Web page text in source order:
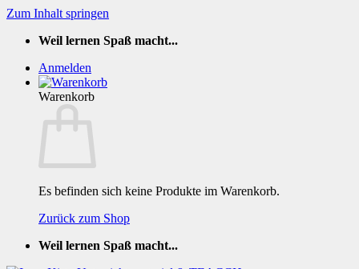
Zum Inhalt springen
Weil lernen Spaß macht...
Anmelden
Warenkorb
Es befinden sich keine Produkte im Warenkorb.
Zurück zum Shop
Weil lernen Spaß macht...